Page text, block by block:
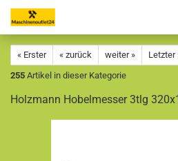
« Erster « zurück weiter »
Letzter
255 Artikel in dieser Kategorie
Holzmann Hobelmesser 3tlg